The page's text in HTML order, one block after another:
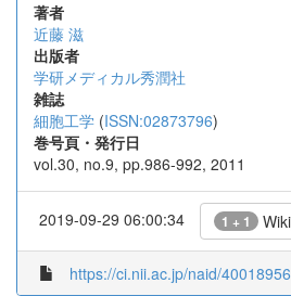
著者
近藤 滋
出版者
学研メディカル秀潤社
雑誌
細胞工学 (ISSN:02873796)
巻号頁・発行日
vol.30, no.9, pp.986-992, 2011
2019-09-29 06:00:34 1 + 1
https://ci.nii.ac.jp/naid/